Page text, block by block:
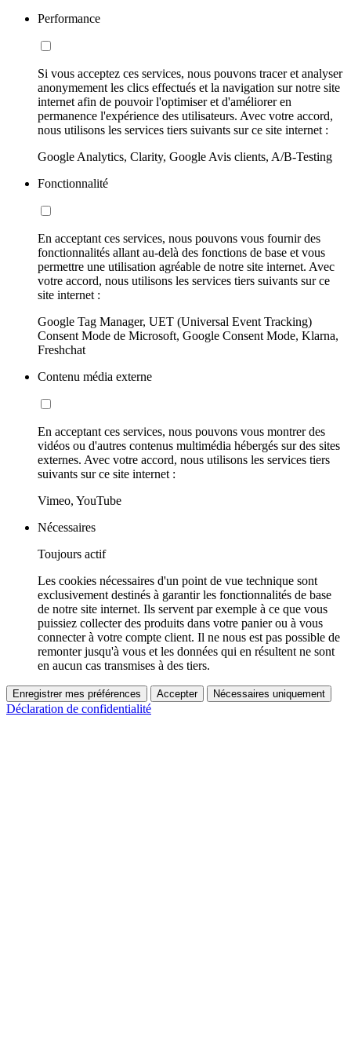
Performance
Si vous acceptez ces services, nous pouvons tracer et analyser
anonymement les clics effectués et la navigation sur notre site
internet afin de pouvoir l'optimiser et d'améliorer en
permanence l'expérience des utilisateurs. Avec votre accord,
nous utilisons les services tiers suivants sur ce site internet :
Google Analytics, Clarity, Google Avis clients, A/B-Testing
Fonctionnalité
En acceptant ces services, nous pouvons vous fournir des
fonctionnalités allant au-delà des fonctions de base et vous
permettre une utilisation agréable de notre site internet. Avec
votre accord, nous utilisons les services tiers suivants sur ce
site internet :
Google Tag Manager, UET (Universal Event Tracking)
Consent Mode de Microsoft, Google Consent Mode, Klarna,
Freshchat
Contenu média externe
En acceptant ces services, nous pouvons vous montrer des
vidéos ou d'autres contenus multimédia hébergés sur des sites
externes. Avec votre accord, nous utilisons les services tiers
suivants sur ce site internet :
Vimeo, YouTube
Nécessaires
Toujours actif
Les cookies nécessaires d'un point de vue technique sont
exclusivement destinés à garantir les fonctionnalités de base
de notre site internet. Ils servent par exemple à ce que vous
puissiez collecter des produits dans votre panier ou à vous
connecter à votre compte client. Il ne nous est pas possible de
remonter jusqu'à vous et les données qui en résultent ne sont
en aucun cas transmises à des tiers.
Enregistrer mes préférences Accepter Nécessaires uniquement
Déclaration de confidentialité